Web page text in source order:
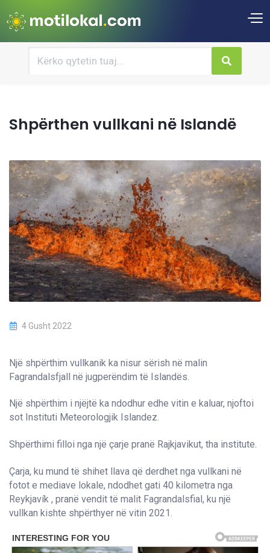
Shpërthen vullkani në Islandë
4 Gusht 2022
Një shpërthim vullkanik ka nisur sërish në malin
Fagrandalsfjall në jugperëndim të Islandës.
Një shpërthim i njëjtë ka ndodhur edhe vitin e kaluar, njoftoi
sot Instituti Meteorologjik Islandez.
Shpërthimi filloi nga një çarje pranë Rajkjavikut, tha institute.
Çarja, ku mund të shihet llava që derdhet nga vullkani në
fotot e mediave lokale, ndodhet gati 40 kilometra nga
Reykjavík , pranë vendit të malit Fagrandalsfial, ku një
vullkan kishte shpërthyer në vitin 2021.